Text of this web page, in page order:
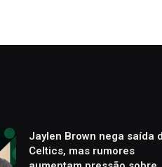
Jaylen Brown nega saída
Celtics, mas rumores